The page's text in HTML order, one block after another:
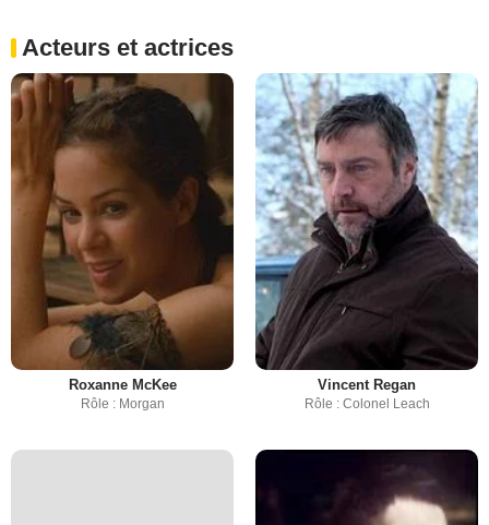
Acteurs et actrices
Roxanne McKee
Rôle : Morgan
Vincent Regan
Rôle : Colonel Leach